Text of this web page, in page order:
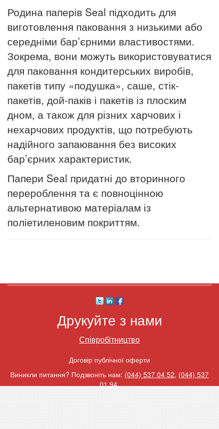
Родина паперів Seal підходить для
виготовлення паковання з низькими або
середніми бар’єрними властивостями.
Зокрема, вони можуть використовуватися
для паковання кондитерських виробів,
пакетів типу «подушка», саше, стік-
пакетів, дой-паків і пакетів із плоским
дном, а також для різних харчових і
нехарчових продуктів, що потребують
надійного запаювання без високих
бар’єрних характеристик.
Папери Seal придатні до вторинного
перероблення та є повноцінною
альтернативою матеріалам із
поліетиленовим покриттям.
Друкуйте з нами
Співробітництво
Договір публічної оферти
Виникли питання? Подзвоніть нам: (044) 537 04 52, (044) 537
01 94.